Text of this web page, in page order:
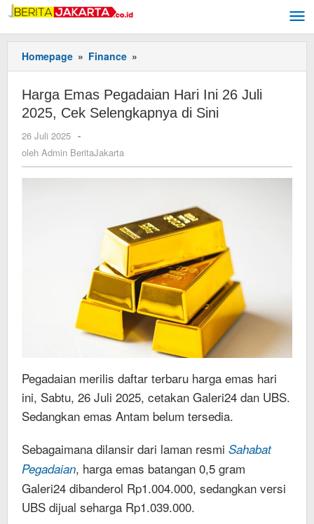
Lewati
ke
konten
Homepage » Finance »
Emas
Pegadaian
Hari
Ini
Sini
Harga Emas Pegadaian Hari Ini 26 Juli
2025, Cek Selengkapnya di Sini
26 Juli 2025 oleh
Admin
-
oleh Admin BeritaJakarta
Pegadaian merilis daftar terbaru harga emas hari
ini, Sabtu, 26 Juli 2025, cetakan Galeri24 dan UBS.
Sedangkan emas Antam belum tersedia.
Sebagaimana dilansir dari laman resmi Sahabat
Pegadaian, harga emas batangan 0,5 gram
Galeri24 dibanderol Rp1.004.000, sedangkan versi
UBS dijual seharga Rp1.039.000.